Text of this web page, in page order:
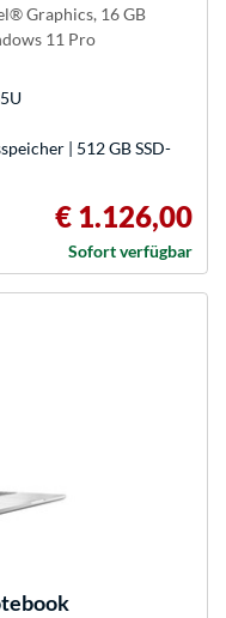
Graphics, 16 GB
11 Pro
| 512 GB SSD-
€ 1.126,00
Sofort verfügbar